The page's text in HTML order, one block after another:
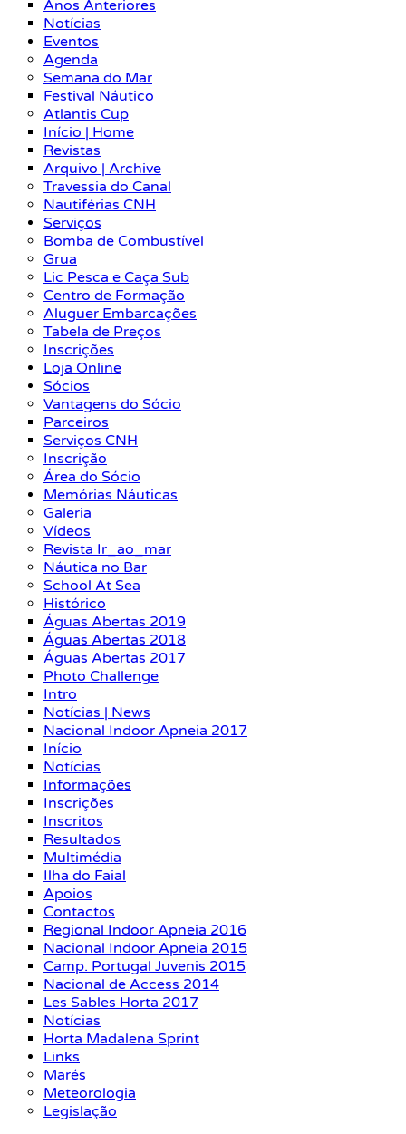
Anos Anteriores
Notícias
Eventos
Agenda
Semana do Mar
Festival Náutico
Atlantis Cup
Início | Home
Revistas
Arquivo | Archive
Travessia do Canal
Nautiférias CNH
Serviços
Bomba de Combustível
Grua
Lic Pesca e Caça Sub
Centro de Formação
Aluguer Embarcações
Tabela de Preços
Inscrições
Loja Online
Sócios
Vantagens do Sócio
Parceiros
Serviços CNH
Inscrição
Área do Sócio
Memórias Náuticas
Galeria
Vídeos
Revista Ir_ao_mar
Náutica no Bar
School At Sea
Histórico
Águas Abertas 2019
Águas Abertas 2018
Águas Abertas 2017
Photo Challenge
Intro
Notícias | News
Nacional Indoor Apneia 2017
Início
Notícias
Informações
Inscrições
Inscritos
Resultados
Multimédia
Ilha do Faial
Apoios
Contactos
Regional Indoor Apneia 2016
Nacional Indoor Apneia 2015
Camp. Portugal Juvenis 2015
Nacional de Access 2014
Les Sables Horta 2017
Notícias
Horta Madalena Sprint
Links
Marés
Meteorologia
Legislação